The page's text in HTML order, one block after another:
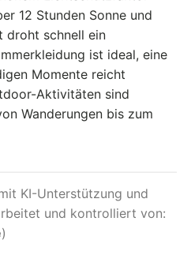
12 Stunden Sonne und
droht schnell ein
ist ideal, eine
Momente reicht
Aktivitäten sind
Wanderungen bis zum
KI-Unterstützung und
und kontrolliert von:
)